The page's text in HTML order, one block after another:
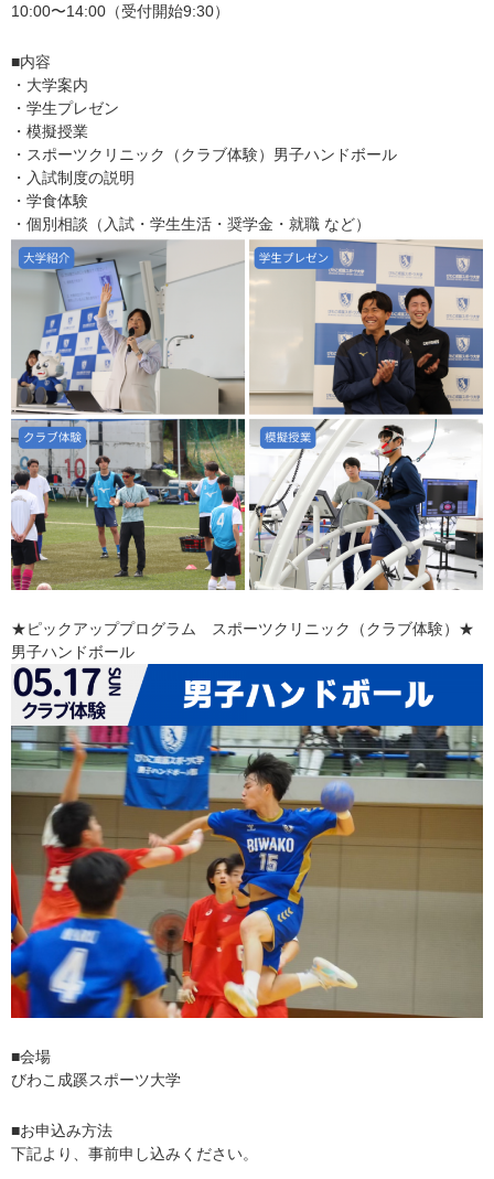
10:00〜14:00（受付開始9:30）
■内容
・大学案内
・学生プレゼン
・模擬授業
・スポーツクリニック（クラブ体験）男子ハンドボール
・入試制度の説明
・学食体験
・個別相談（入試・学生生活・奨学金・就職 など）
★ピックアッププログラム スポーツクリニック（クラブ体験）★
男子ハンドボール
■会場
びわこ成蹊スポーツ大学
■お申込み方法
下記より、事前申し込みください。